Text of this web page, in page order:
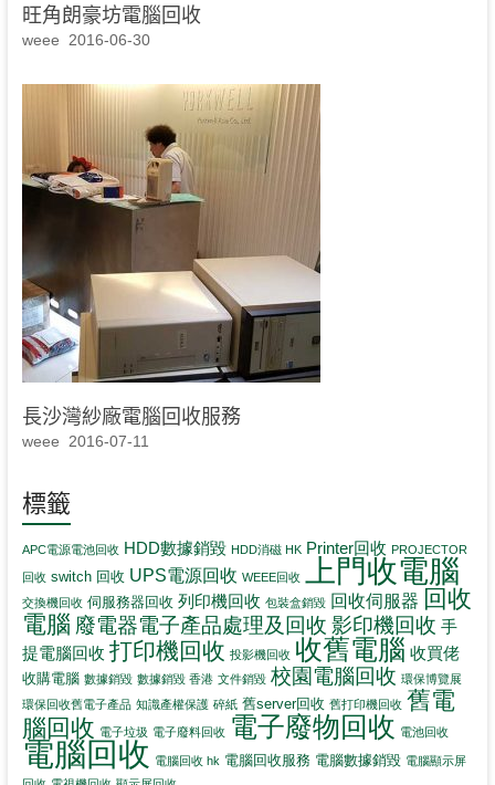
旺角朗豪坊電腦回收
weee 2016-06-30
長沙灣紗廠電腦回收服務
weee 2016-07-11
標籤
APC電源電池回收 HDD數據銷毀 HDD消磁 HK Printer回收 PROJECTOR
回收 switch 回收 UPS電源回收 WEEE回收 上門收電腦
交換機回收 伺服務器回收 列印機回收 包裝盒銷毀 回收伺服器 回收
電腦 廢電器電子產品處理及回收 影印機回收 手
提電腦回收 打印機回收 投影機回收 收舊電腦 收買佬
收購電腦 數據銷毀 數據銷毀 香港 文件銷毀 校園電腦回收 環保博覽展
環保回收舊電子產品 知識產權保護 碎紙 舊server回收 舊打印機回收 舊電
腦回收 電子垃圾 電子廢料回收 電子廢物回收 電池回收
電腦回收 電腦回收 hk 電腦回收服務 電腦數據銷毀 電腦顯示屏